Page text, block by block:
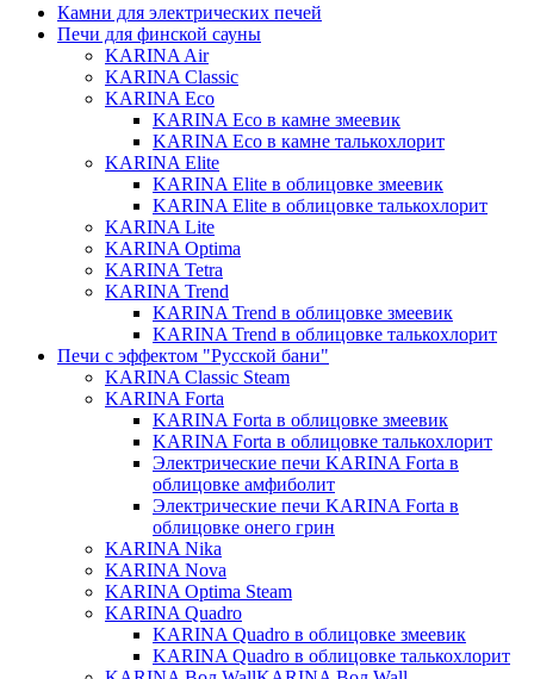
Камни для электрических печей
Печи для финской сауны
KARINA Air
KARINA Classic
KARINA Eco
KARINA Eco в камне змеевик
KARINA Eco в камне талькохлорит
KARINA Elite
KARINA Elite в облицовке змеевик
KARINA Elite в облицовке талькохлорит
KARINA Lite
KARINA Optima
KARINA Tetra
KARINA Trend
KARINA Trend в облицовке змеевик
KARINA Trend в облицовке талькохлорит
Печи с эффектом "Русской бани"
KARINA Classic Steam
KARINA Forta
KARINA Forta в облицовке змеевик
KARINA Forta в облицовке талькохлорит
Электрические печи KARINA Forta в
облицовке амфиболит
Электрические печи KARINA Forta в
облицовке онего грин
KARINA Nika
KARINA Nova
KARINA Optima Steam
KARINA Quadro
KARINA Quadro в облицовке змеевик
KARINA Quadro в облицовке талькохлорит